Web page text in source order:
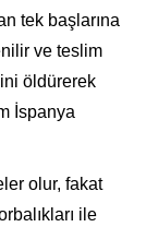
tek başlarına
ve teslim
öldürerek
İspanya
olur, fakat
ile